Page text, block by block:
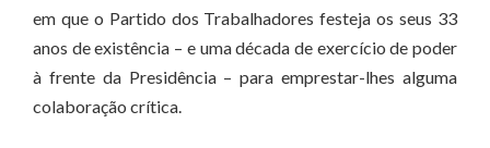
em que o Partido dos Trabalhadores festeja os seus 33
anos de existência – e uma década de exercício de poder
à frente da Presidência – para emprestar-lhes alguma
colaboração crítica.